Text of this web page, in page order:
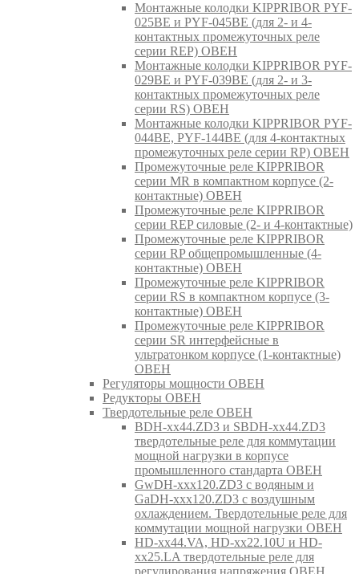
Монтажные колодки KIPPRIBOR PYF-
025BE и PYF-045BE (для 2- и 4-
контактных промежуточных реле
серии REP) ОВЕН
Монтажные колодки KIPPRIBOR PYF-
029BE и PYF-039BE (для 2- и 3-
контактных промежуточных реле
серии RS) ОВЕН
Монтажные колодки KIPPRIBOR PYF-
044BE, PYF-144BE (для 4-контактных
промежуточных реле серии RP) ОВЕН
Промежуточные реле KIPPRIBOR
серии MR в компактном корпусе (2-
контактные) ОВЕН
Промежуточные реле KIPPRIBOR
серии REP силовые (2- и 4-контактные)
Промежуточные реле KIPPRIBOR
серии RP общепромышленные (4-
контактные) ОВЕН
Промежуточные реле KIPPRIBOR
серии RS в компактном корпусе (3-
контактные) ОВЕН
Промежуточные реле KIPPRIBOR
серии SR интерфейсные в
ультратонком корпусе (1-контактные)
ОВЕН
Регуляторы мощности ОВЕН
Редукторы ОВЕН
Твердотельные реле ОВЕН
BDH-xx44.ZD3 и SBDH-xx44.ZD3
твердотельные реле для коммутации
мощной нагрузки в корпусе
промышленного стандарта ОВЕН
GwDH-xxx120.ZD3 с водяным и
GaDH-xxx120.ZD3 с воздушным
охлаждением. Твердотельные реле для
коммутации мощной нагрузки ОВЕН
HD-xx44.VA, HD-xx22.10U и HD-
xx25.LA твердотельные реле для
регулирования напряжения ОВЕН